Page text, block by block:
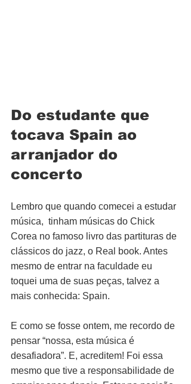
Do estudante que
tocava Spain ao
arranjador do
concerto
Lembro que quando comecei a estudar
música,  tinham músicas do Chick
Corea no famoso livro das partituras de
clássicos do jazz, o Real book. Antes
mesmo de entrar na faculdade eu
toquei uma de suas peças, talvez a
mais conhecida: Spain.
E como se fosse ontem, me recordo de
pensar “nossa, esta música é
desafiadora”. E, acreditem! Foi essa
mesmo que tive a responsabilidade de